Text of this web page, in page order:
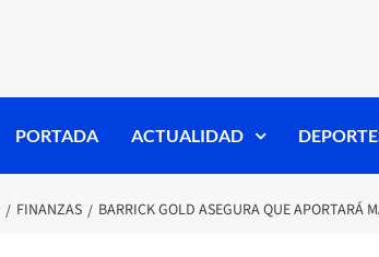
PORTADA ACTUALIDAD
FINANZAS BARRICK GOLD ASEGURA QUE APORTARÁ